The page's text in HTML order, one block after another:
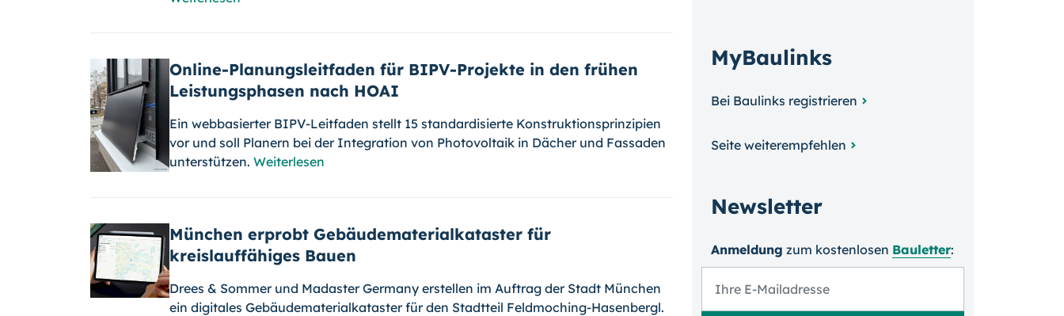
Online-Planungsleitfaden für BIPV-Projekte in den frühen
Leistungsphasen nach HOAI
Ein webbasierter BIPV-Leitfaden stellt 15 standardisierte Konstruktionsprinzipien
vor und soll Planern bei der Integration von Photovoltaik in Dächer und Fassaden
unterstützen. Weiterlesen
München erprobt Gebäudematerialkataster für
kreislauffähiges Bauen
Drees & Sommer und Madaster Germany erstellen im Auftrag der Stadt München
ein digitales Gebäudematerialkataster für den Stadtteil Feldmoching-Hasenbergl.
MyBaulinks
Bei Baulinks registrieren
Seite weiterempfehlen
Newsletter
Anmeldung zum kosten­losen Bauletter: